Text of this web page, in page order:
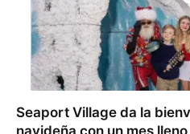
Seaport Village da la
navideña con un mes